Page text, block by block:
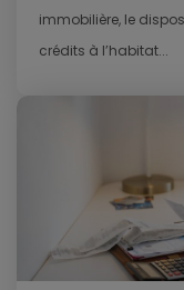
immobilière, le
crédits à l’habitat...